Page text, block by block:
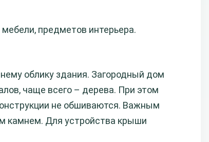
мебели, предметов интерьера.
облику здания. Загородный дом
чаще всего – дерева. При этом
не обшиваются. Важным
камнем. Для устройства крыши